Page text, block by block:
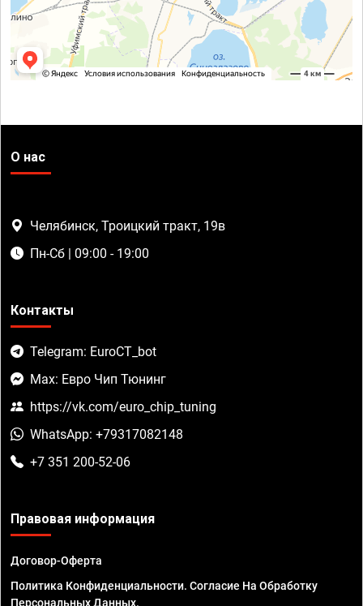
О нас
Челябинск, Троицкий тракт, 19в
Пн-Сб | 09:00 - 19:00
Контакты
Telegram: EuroCT_bot
Max: Евро Чип Тюнинг
https://vk.com/euro_chip_tuning
WhatsApp: +79317082148
+7 351 200-52-06
Правовая информация
Договор-Оферта
Политика Конфиденциальности. Согласие На Обработку
Персональных Данных.